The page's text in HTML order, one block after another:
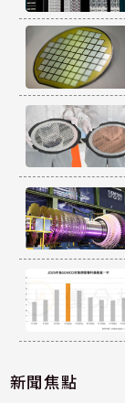
新聞焦點